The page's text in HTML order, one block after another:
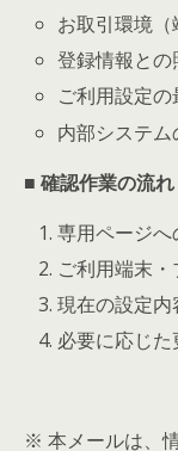
お取引環境
登録情報と
ご利用設定
内部システム
■ 確認作業の流れ
専用ページへ
ご利用端末
現在の設定
必要に応じ
※ 本メールは、